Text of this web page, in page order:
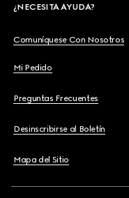
¿NECESITA AYUDA?
Comuníquese Con Nosotros
Mi Pedido
Preguntas Frecuentes
Desinscribirse al Boletín
Mapa del Sitio